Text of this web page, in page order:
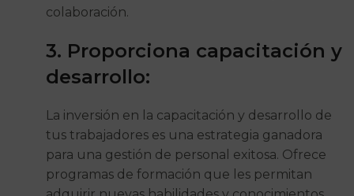
colaboración.
3. Proporciona capacitación y
desarrollo:
La inversión en la capacitación y desarrollo de
tus trabajadores es una estrategia ganadora
para una gestión de personal exitosa. Ofrece
programas de formación que les permitan